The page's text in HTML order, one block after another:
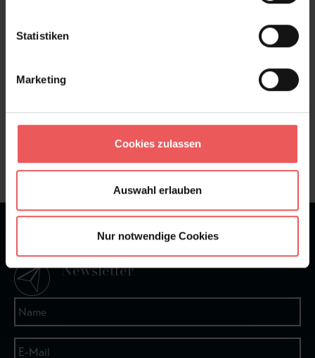
Statistiken
Marketing
Cookies zulassen
Auswahl erlauben
Nur notwendige Cookies
FAQ
Sie haben Fragen zum Produkt?
Bei 1245 Bewertungen
Newsletter